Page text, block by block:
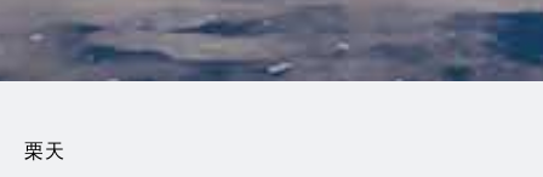
栗天